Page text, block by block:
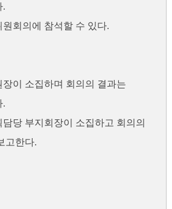
.
회의에 참석할 수 있다.
이 소집하며 회의의 결과는
.
당 부지회장이 소집하고 회의의
고한다.